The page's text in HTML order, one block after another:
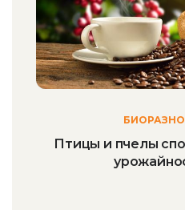
Птицы и пчелы